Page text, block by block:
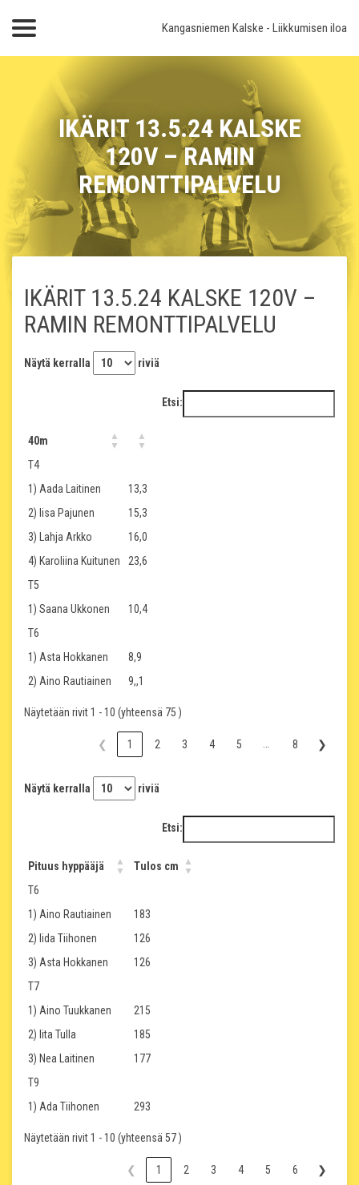
Kangasniemen Kalske - Liikkumisen iloa
IKÄRIT 13.5.24 KALSKE
120V – RAMIN
REMONTTIPALVELU
IKÄRIT 13.5.24 KALSKE 120V –
RAMIN REMONTTIPALVELU
Näytä kerralla riviä
Etsi:
40m
T4
1) Aada Laitinen
13,3
2) Iisa Pajunen
15,3
3) Lahja Arkko
16,0
4) Karoliina Kuitunen
23,6
T5
1) Saana Ukkonen
10,4
T6
1) Asta Hokkanen
8,9
2) Aino Rautiainen
9,,1
Näytetään rivit 1 - 10 (yhteensä 75 )
❮ 1 2 3 4 5 8 ❯
Näytä kerralla riviä
Etsi:
Pituus hyppääjä
Tulos cm
T6
1) Aino Rautiainen
183
2) Iida Tiihonen
126
3) Asta Hokkanen
126
T7
1) Aino Tuukkanen
215
2) Iita Tulla
185
3) Nea Laitinen
177
T9
1) Ada Tiihonen
293
Näytetään rivit 1 - 10 (yhteensä 57 )
❮ 1 2 3 4 5 6 ❯